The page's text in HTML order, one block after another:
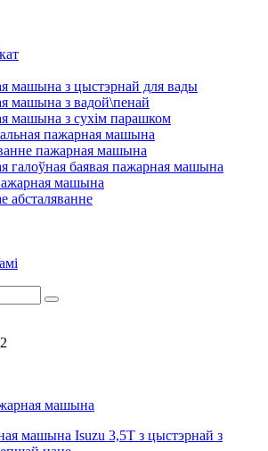
машына з цыстэрнай для вады
машына з вадой\пенай
машына з сухім парашком
пажарная машына
пажарная машына
галоўная баявая пажарная машына
машына
абсталяванне
машына